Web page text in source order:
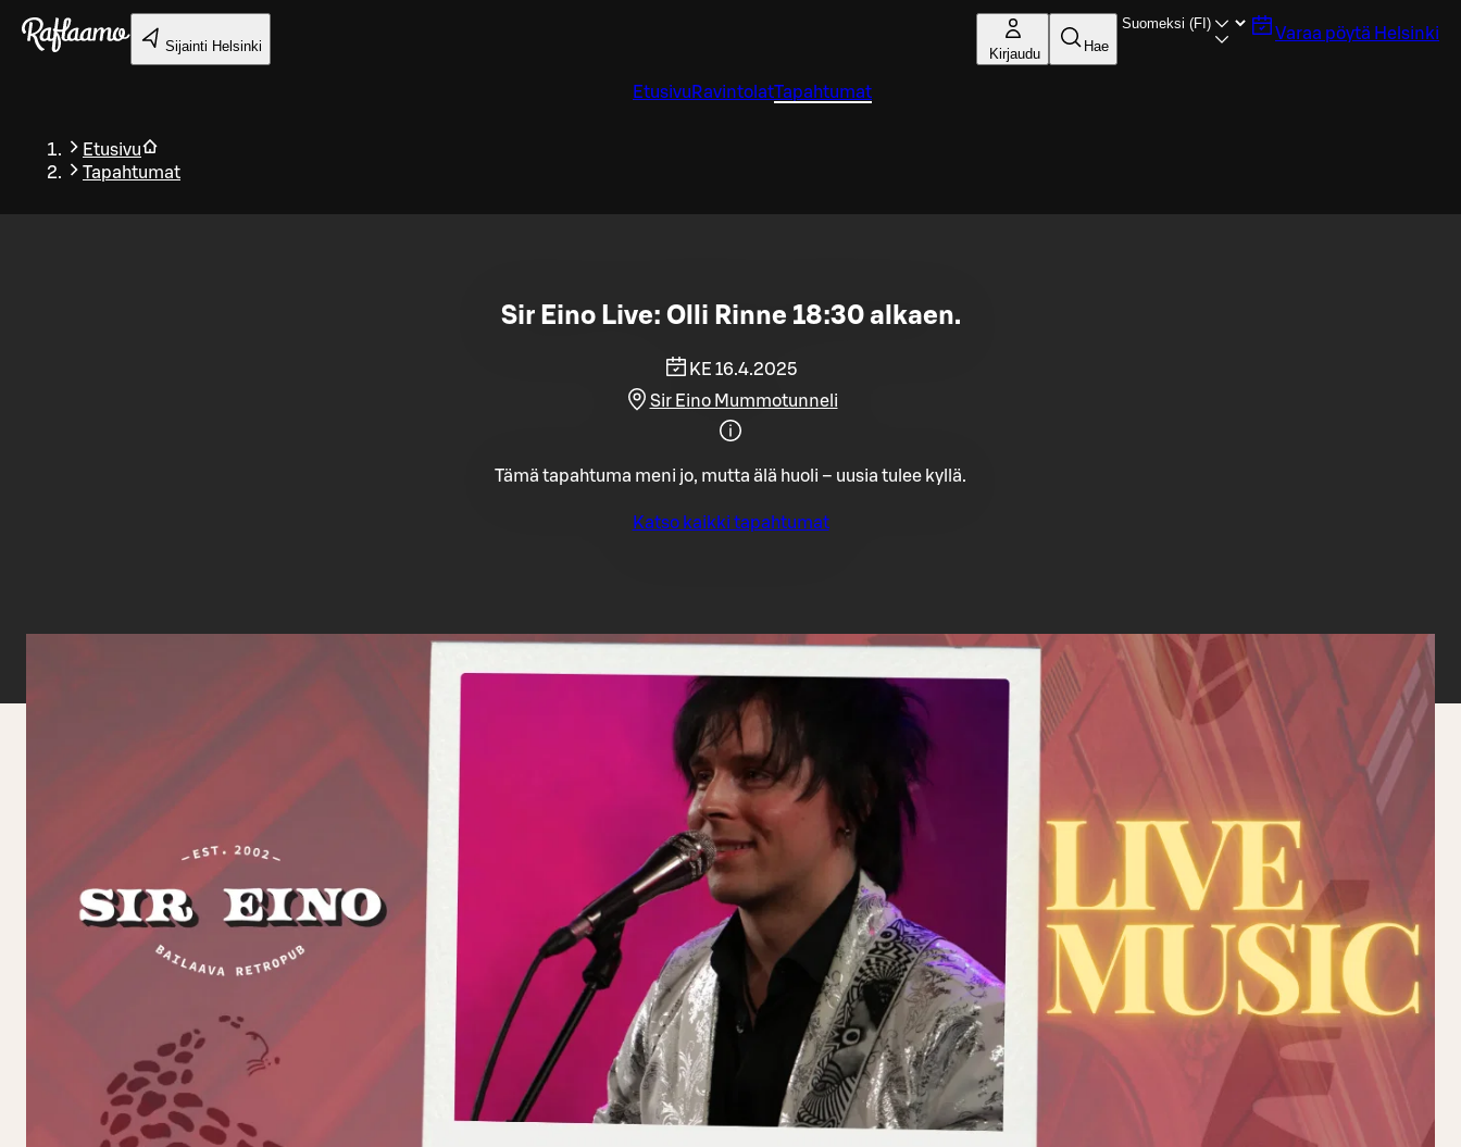
Siirry pääsisältöön
Sijainti Helsinki Kirjaudu Hae
Varaa pöytä Helsinki
Etusivu RavintolatTapahtumat
Etusivu
Tapahtumat
Takaisin
Sir Eino Live: Olli Rinne 18:30 alkaen.
KE 16.4.2025
Sir Eino Mummotunneli
Tämä tapahtuma meni jo, mutta älä huoli – uusia tulee kyllä.
Katso kaikki tapahtumat